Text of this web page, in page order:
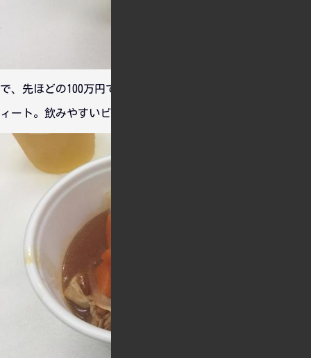
で、先ほどの100万円で注文したのはベルジャンスタイルスウ
ィート。飲みやすいビールでした。